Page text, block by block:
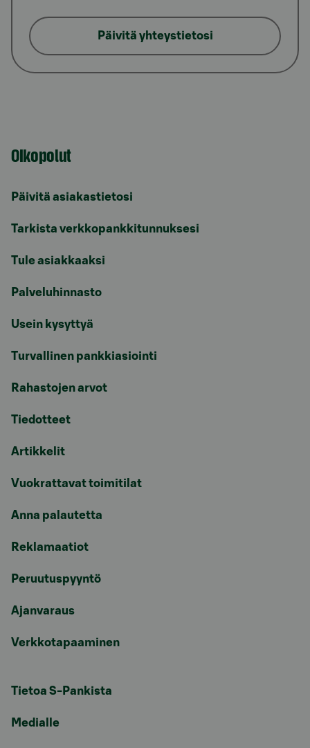
Päivitä yhteystietosi
Oikopolut
Päivitä asiakastietosi
Tarkista verkkopankkitunnuksesi
Tule asiakkaaksi
Palveluhinnasto
Usein kysyttyä
Turvallinen pankkiasiointi
Rahastojen arvot
Tiedotteet
Artikkelit
Vuokrattavat toimitilat
Anna palautetta
Reklamaatiot
Peruutuspyyntö
Ajanvaraus
Verkkotapaaminen
Tietoa S-Pankista
Medialle